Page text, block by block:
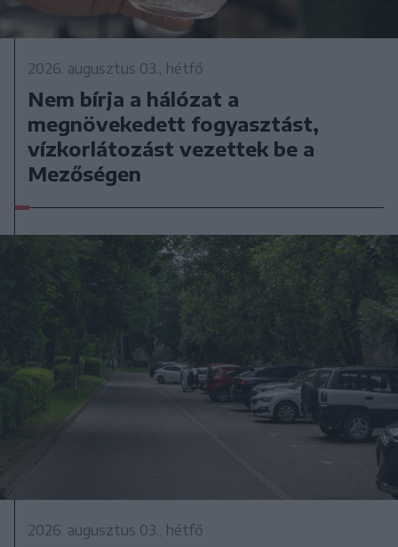
2026. augusztus 03., hétfő
Nem bírja a hálózat a
megnövekedett fogyasztást,
vízkorlátozást vezettek be a
Mezőségen
2026. augusztus 03., hétfő